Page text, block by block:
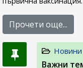
Прочети още...
Новини
Важни